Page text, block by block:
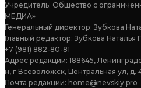
Учредитель: Общество с
МЕДИА»
Генеральный директор: Зубкова
Главный редактор: Зубкова
+7 (981) 882-80-81
Адрес редакции: 188645,
н, г Всеволожск, Центральная ул, д.
Почта редакции: home@nevskiy.pro